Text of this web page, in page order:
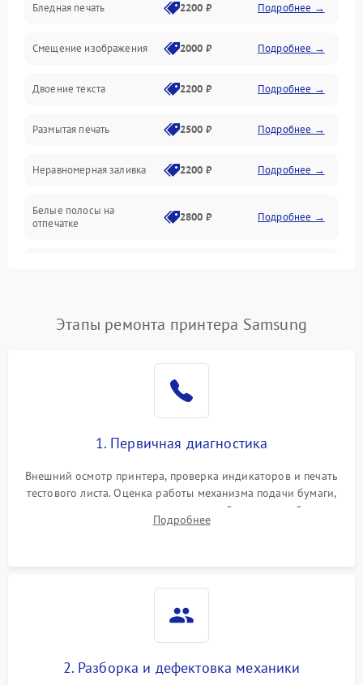
Картриджи и расходники
Механика и узлы
Подключение и интерфейсы
Панель управления и индикация
Режим работы
Питание и запуск
Бледная печать 2200 ₽ Подробнее →
Смещение изображения 2000 ₽ Подробнее →
Двоение текста 2200 ₽ Подробнее →
Размытая печать 2500 ₽ Подробнее →
Неравномерная заливка 2200 ₽ Подробнее →
Белые полосы на
отпечатке
2800 ₽ Подробнее →
Этапы ремонта принтера Samsung
1. Первичная диагностика
Внешний осмотр принтера, проверка индикаторов и печать
тестового листа. Оценка работы механизма подачи бумаги,
выявление посторонних шумов, замятий и первичный анализ
дефектов печати (полосы, фон, пробелы).
Подробнее
2. Разборка и дефектовка механики